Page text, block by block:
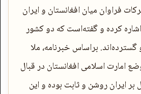
فراوان میان افغانستان و ایران
کرده و گفته‌است که دو کشور
براساس خبرنامه، ملا
امارت اسلامی افغانستان در قبال
بر ایران روشن و ثابت بوده و این